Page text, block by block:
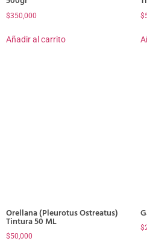
$350,000
Añadir al carrito
$
Orellana (Pleurotus Ostreatus)
Tintura 50 ML
$50,000
$